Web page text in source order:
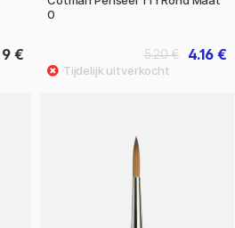
9 €
0
4.16 €
5.20 €